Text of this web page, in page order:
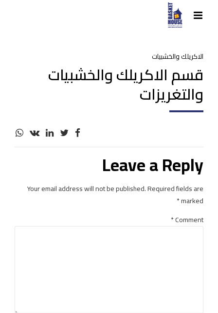
الاكريلك والخشبيات
قسم الاكريلك والخشبيات
والتغريزات
Leave a Reply
Your email address will not be published. Required fields are
marked *
Comment
*